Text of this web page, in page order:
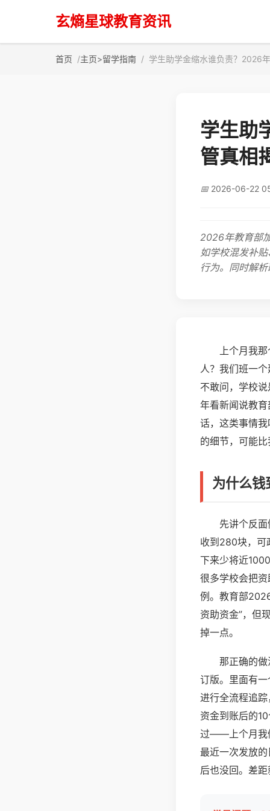
玄熵星球教育资讯
首页 主页>留学指南 学生助学金缩水谁负责？2026
学生助
管真相
📅 2026-06-22
2026年教育部
如学校混发补
行为。同时解
上个月我
人？我们班一
不敢问，学校
年看新闻说教
话，这类事情
的细节，可能比
为什么钱
先讲个反
收到280块，可
下来少将近
很多学校会把
例。教育部
资助资金”，但
掉一点。
那正确的
订版。里面有
进行全流程追
资金到账后的
过——上个月我
最近一次发放
后也没回。差距